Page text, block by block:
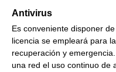
Antivirus
Es conveniente disponer
licencia se empleará para
recuperación y
una red el uso continuo de